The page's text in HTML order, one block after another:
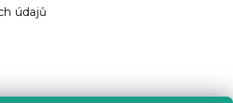
údajů